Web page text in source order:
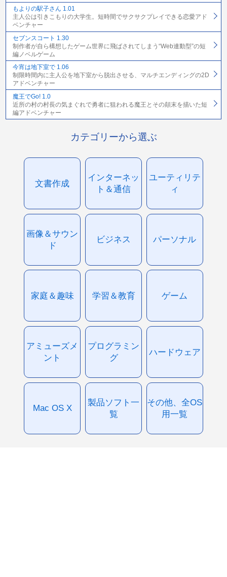
もよりの駅子さん 1.01
主人公は引きこもりの大学生。短時間でサクサクプレイできる恋愛アド
ベンチャー
セブンスコート 1.30
制作者が自ら構想したゲーム世界に飛ばされてしまう“Web連動型”の短
編ノベルゲーム
今宵は地下室で 1.06
制限時間内に主人公を地下室から脱出させる、マルチエンディングの2D
アドベンチャー
魔王でGo! 1.0
近所の村の村長の気まぐれで勇者に狙われる魔王とその顛末を描いた短
編アドベンチャー
カテゴリーから選ぶ
文書作成
インターネッ
ト＆通信
ユーティリテ
ィ
画像＆サウン
ド
ビジネス パーソナル
家庭＆趣味 学習＆教育 ゲーム
アミューズメ
ント
プログラミン
グ
ハードウェア
Mac OS X
製品ソフト一
覧
その他、全OS
用一覧